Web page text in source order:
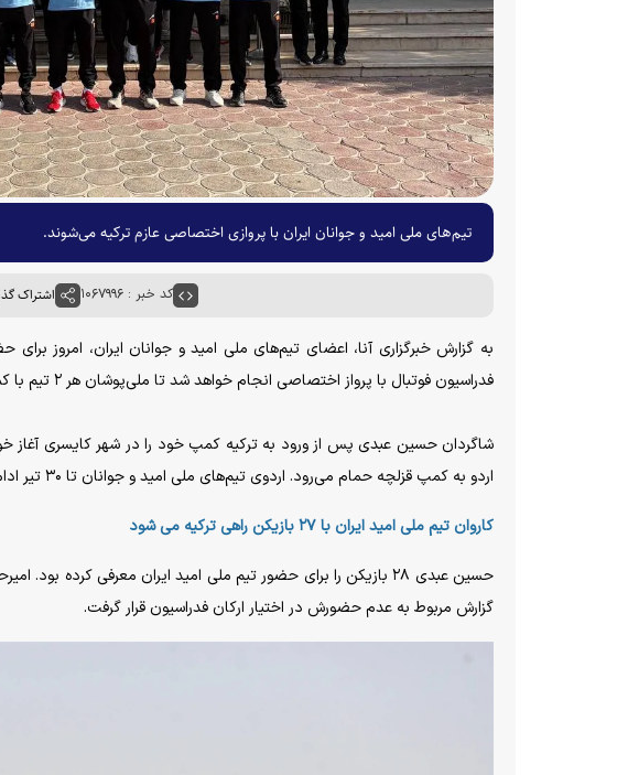
تیم‌های ملی امید و جوانان ایران با پروازی اختصاصی عازم ترکیه می‌شوند.
کد خبر : ۱۰۶۷۹۹۶ اشتراک
فدراسیون فوتبال با پرواز اختصاصی انجام خواهد شد تا ملی‌پوشان هر ۲ تیم با کمترین دغدغه به محل اردوی خود برسند.
شاگردان حسین عبدی پس از ورود به ترکیه کمپ خود را در شهر کایسری آغاز
اردو به کمپ قزلچه حمام می‌رود. اردوی تیم‌های ملی امید و جوانان تا ۳۰ تیر ادامه دارد که با برگزاری بازی های تدارکاتی فشرده همراه خواهد بود.
کاروان تیم ملی امید ایران با ۲۷ بازیکن راهی ترکیه می شود
حسین عبدی ۲۸ بازیکن را برای حضور تیم ملی امید ایران معرفی
گزارش مربوط به عدم حضورش در اختیار ارکان فدراسیون قرار گرفت.